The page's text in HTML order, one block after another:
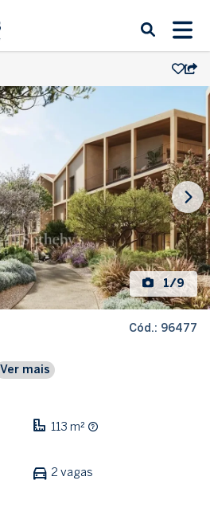
1/9
Cód.: 96477
Ver mais
113 m²
2 vagas